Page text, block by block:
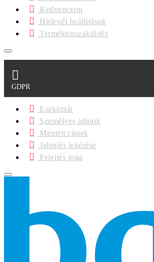
Kedvenceim
Hírlevél beállítások
Termékvisszaküldés
GDPR
Eszköztár
Személyes adatok
Mentett címek
Jelentés lekérése
Felejtés joga